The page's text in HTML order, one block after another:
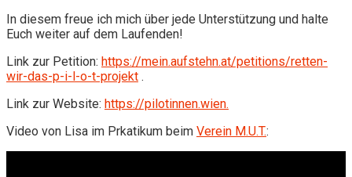
In diesem freue ich mich über jede Unterstützung und halte
Euch weiter auf dem Laufenden!
Link zur Petition: https://mein.aufstehn.at/petitions/retten-
wir-das-p-i-l-o-t-projekt .
Link zur Website: https://pilotinnen.wien.
Video von Lisa im Prkatikum beim Verein M.U.T.: